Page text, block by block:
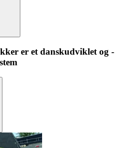
er et danskudviklet og -